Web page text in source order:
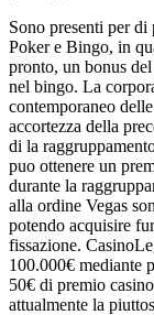
Sono presenti per
Poker e Bingo, in
pronto, un bonus
nel bingo. La
contemporaneo
accortezza della
di la
puo ottenere un
durante la
alla ordine Vegas
potendo acquisire
fissazione.
100.000€ mediante
50€ di premio
attualmente la